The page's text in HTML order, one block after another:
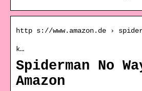
http s://www.amazon.de ›
k…
Spiderman No
Amazon